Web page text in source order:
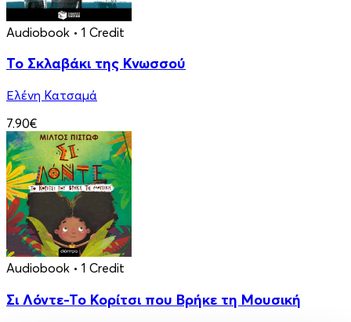
Audiobook • 1 Credit
Το Σκλαβάκι της Κνωσσού
Ελένη Κατσαμά
7.90€
Audiobook • 1 Credit
Σι Λόντε-Το Κορίτσι που Βρήκε τη Μουσική